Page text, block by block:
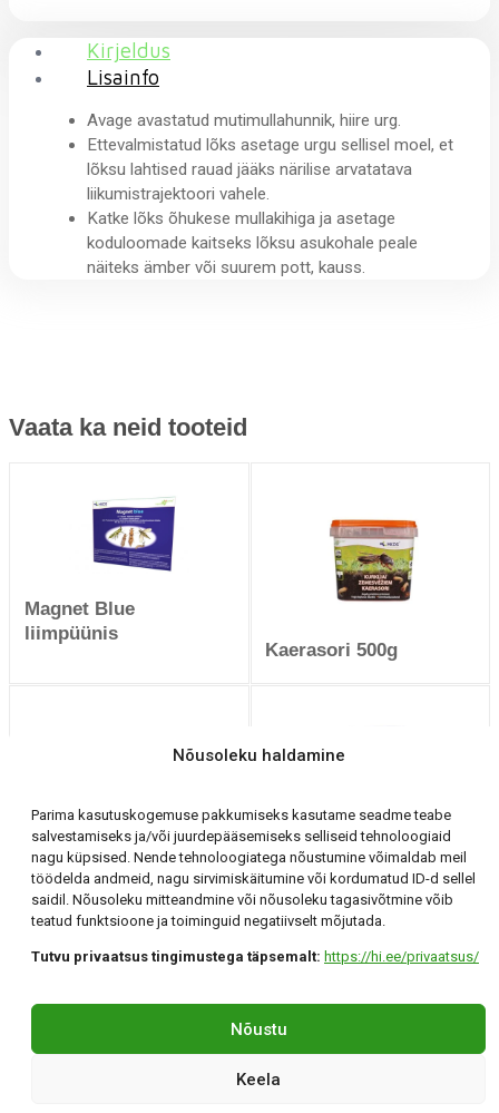
Nõusoleku haldamine
Parima kasutuskogemuse pakkumiseks kasutame seadme teabe
salvestamiseks ja/või juurdepääsemiseks selliseid tehnoloogiaid
nagu küpsised. Nende tehnoloogiatega nõustumine võimaldab meil
töödelda andmeid, nagu sirvimiskäitumine või kordumatud ID-d sellel
saidil. Nõusoleku mitteandmine või nõusoleku tagasivõtmine võib
teatud funktsioone ja toiminguid negatiivselt mõjutada.
Tutvu privaatsus tingimustega täpsemalt: https://hi.ee/privaatsus/
Nõustu
Keela
Kirjeldus
Lisainfo
Avage avastatud mutimullahunnik, hiire urg.
Ettevalmistatud lõks asetage urgu sellisel moel, et
lõksu lahtised rauad jääks närilise arvatatava
liikumistrajektoori vahele.
Katke lõks õhukese mullakihiga ja asetage
koduloomade kaitseks lõksu asukohale peale
näiteks ämber või suurem pott, kauss.
Vaata ka neid tooteid
Magnet Blue
liimpüünis
Kaerasori 500g
Imidasect Ants 10 g
geelina süstlas
Pherozzip Feromoon
Kapsakoi liimpüünis
Holding Invest OÜ
Tartu, Klaasi 12 +372 56 294 071 hi@hi.ee
©Holding Invest 2026